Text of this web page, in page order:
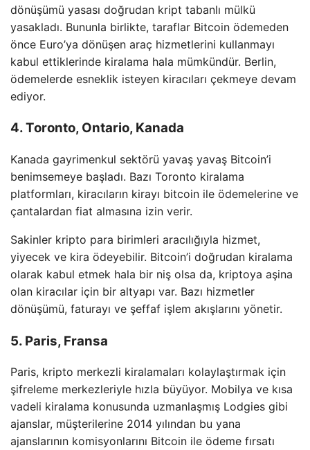
dönüşümü yasası doğrudan kript tabanlı mülkü
yasakladı. Bununla birlikte, taraflar Bitcoin ödemeden
önce Euro’ya dönüşen araç hizmetlerini kullanmayı
kabul ettiklerinde kiralama hala mümkündür. Berlin,
ödemelerde esneklik isteyen kiracıları çekmeye devam
ediyor.
4. Toronto, Ontario, Kanada
Kanada gayrimenkul sektörü yavaş yavaş Bitcoin’i
benimsemeye başladı. Bazı Toronto kiralama
platformları, kiracıların kirayı bitcoin ile ödemelerine ve
çantalardan fiat almasına izin verir.
Sakinler kripto para birimleri aracılığıyla hizmet,
yiyecek ve kira ödeyebilir. Bitcoin’i doğrudan kiralama
olarak kabul etmek hala bir niş olsa da, kriptoya aşina
olan kiracılar için bir altyapı var. Bazı hizmetler
dönüşümü, faturayı ve şeffaf işlem akışlarını yönetir.
5. Paris, Fransa
Paris, kripto merkezli kiralamaları kolaylaştırmak için
şifreleme merkezleriyle hızla büyüyor. Mobilya ve kısa
vadeli kiralama konusunda uzmanlaşmış Lodgies gibi
ajanslar, müşterilerine 2014 yılından bu yana
ajanslarının komisyonlarını Bitcoin ile ödeme fırsatı